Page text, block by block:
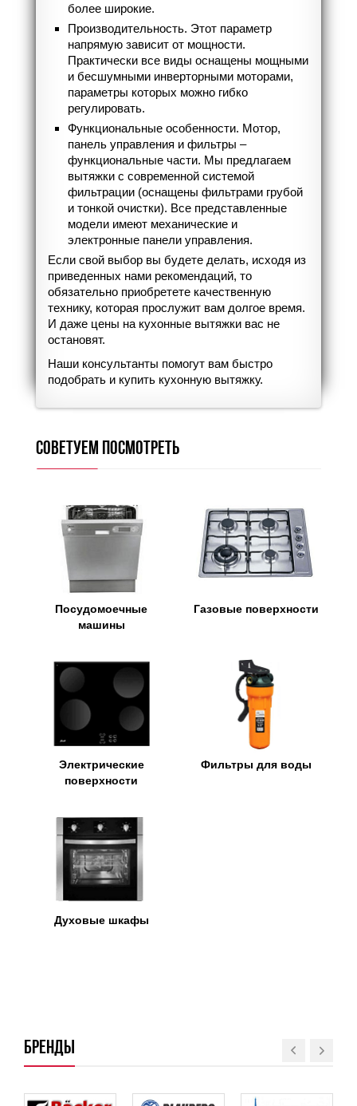
более широкие.
Производительность. Этот параметр
напрямую зависит от мощности.
Практически все виды оснащены мощными
и бесшумными инверторными моторами,
параметры которых можно гибко
регулировать.
Функциональные особенности. Мотор,
панель управления и фильтры –
функциональные части. Мы предлагаем
вытяжки с современной системой
фильтрации (оснащены фильтрами грубой
и тонкой очистки). Все представленные
модели имеют механические и
электронные панели управления.
Если свой выбор вы будете делать, исходя из
приведенных нами рекомендаций, то
обязательно приобретете качественную
технику, которая прослужит вам долгое время.
И даже цены на кухонные вытяжки вас не
остановят.
Наши консультанты помогут вам быстро
подобрать и купить кухонную вытяжку.
Советуем посмотреть
Посудомоечные
машины
Газовые поверхности
Электрические
поверхности
Фильтры для воды
Духовые шкафы
БРЕНДЫ